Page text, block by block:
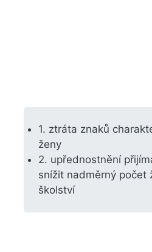
1. ztráta znaků
ženy
2. upřednostnění
snížit nadměrný počet
školství